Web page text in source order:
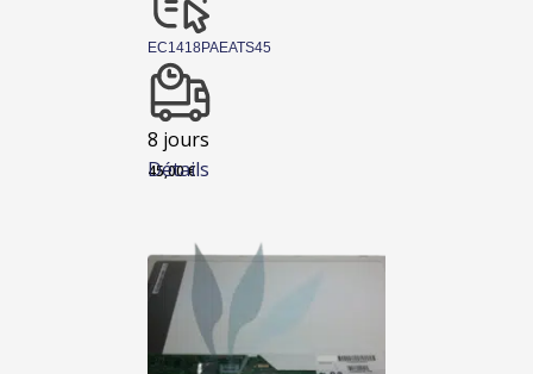
Détails
EC1418PAEATS45
8 jours
45,00€